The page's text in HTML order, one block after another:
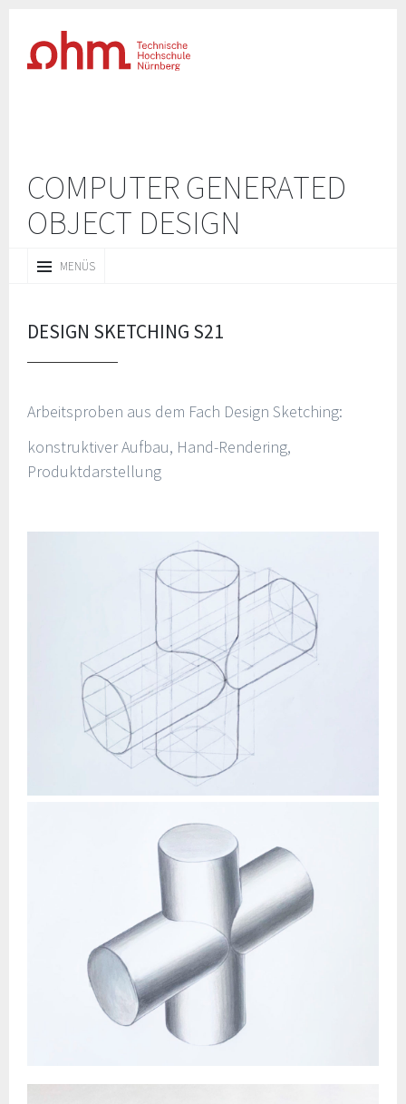
COMPUTER GENERATED
OBJECT‌‌‌ DESIGN
MENÜS
INHALT
DESIGN SKETCHING S21
Arbeitsproben aus dem Fach Design Sketching:
konstruktiver Aufbau, Hand-Rendering,
Produktdarstellung